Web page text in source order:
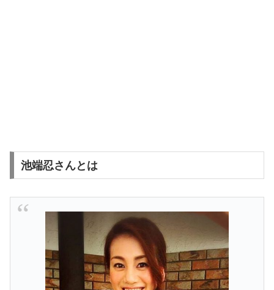
池端忍さんとは